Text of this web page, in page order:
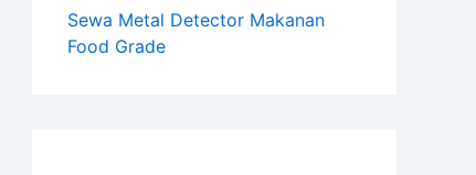
Sewa Metal Detector Makanan
Food Grade